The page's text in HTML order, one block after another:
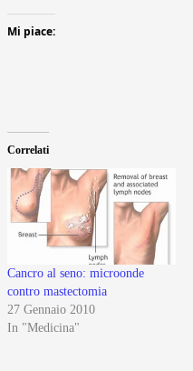
Mi piace:
Correlati
Cancro al seno: microonde
contro mastectomia
27 Gennaio 2010
In "Medicina"